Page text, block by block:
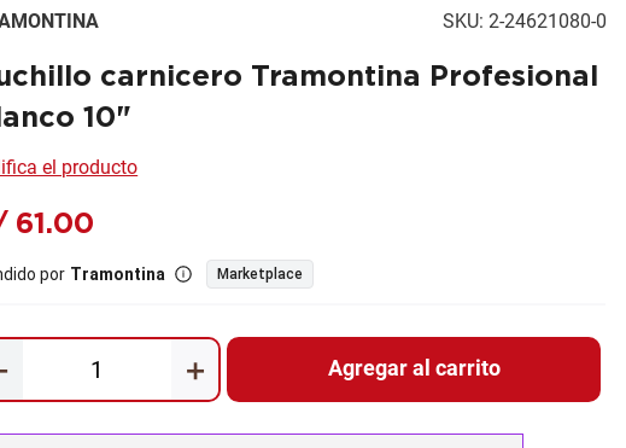
SKU: 2-24621080-0
carnicero Tramontina Profesional
10"
el producto
61.00
por Tramontina Marketplace
＋ Agregar al carrito